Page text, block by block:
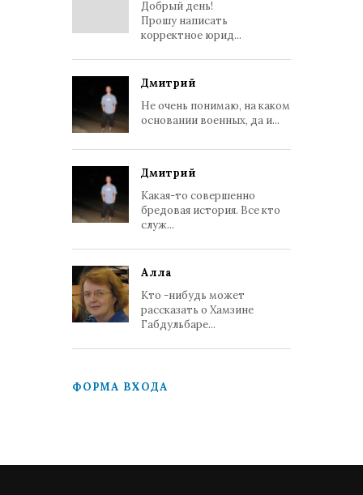
Добрый день!
Прошу написать
корректное юрид...
Дмитрий
Не очень понимаю, на каком
основании военных, да и...
Дмитрий
Какая-то совершенно
бредовая история. Все кто
служ...
Алла
Кто -нибудь может
рассказать о Хамзине
Габдульбаре...
ФОРМА ВХОДА